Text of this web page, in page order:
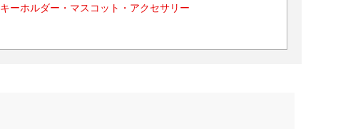
キーホルダー・マスコット・アクセサリー